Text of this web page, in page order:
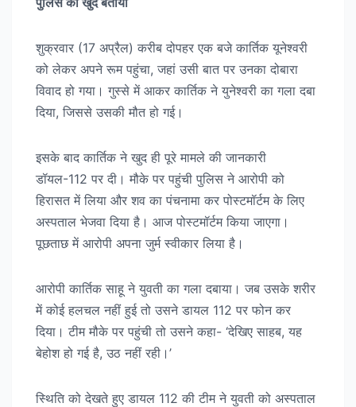
शुक्रवार (17 अप्रैल) करीब दोपहर एक बजे कार्तिक यूनेश्वरी
को लेकर अपने रूम पहुंचा, जहां उसी बात पर उनका दोबारा
विवाद हो गया। गुस्से में आकर कार्तिक ने युनेश्वरी का गला दबा
दिया, जिससे उसकी मौत हो गई।
इसके बाद कार्तिक ने खुद ही पूरे मामले की जानकारी
डॉयल-112 पर दी। मौके पर पहुंची पुलिस ने आरोपी को
हिरासत में लिया और शव का पंचनामा कर पोस्टमॉर्टम के लिए
अस्पताल भेजवा दिया है। आज पोस्टमॉर्टम किया जाएगा।
पूछताछ में आरोपी अपना जुर्म स्वीकार लिया है।
आरोपी कार्तिक साहू ने युवती का गला दबाया। जब उसके शरीर
में कोई हलचल नहीं हुई तो उसने डायल 112 पर फोन कर
दिया। टीम मौके पर पहुंची तो उसने कहा- ‘देखिए साहब, यह
बेहोश हो गई है, उठ नहीं रही।’
स्थिति को देखते हुए डायल 112 की टीम ने युवती को अस्पताल